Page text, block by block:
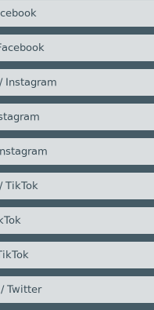
/ Instagram
TikTok
/ Twitter